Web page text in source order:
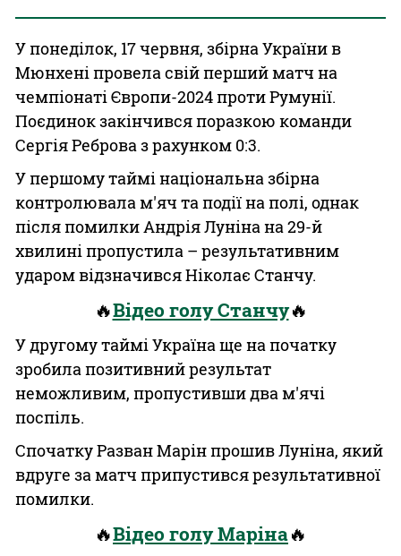
У понеділок, 17 червня, збірна України в
Мюнхені провела свій перший матч на
чемпіонаті Європи-2024 проти Румунії.
Поєдинок закінчився поразкою команди
Сергія Реброва з рахунком 0:3.
У першому таймі національна збірна
контролювала м'яч та події на полі, однак
після помилки Андрія Луніна на 29-й
хвилині пропустила – результативним
ударом відзначився Ніколає Станчу.
🔥Відео голу Станчу🔥
У другому таймі Україна ще на початку
зробила позитивний результат
неможливим, пропустивши два м'ячі
поспіль.
Спочатку Разван Марін прошив Луніна, який
вдруге за матч припустився результативної
помилки.
🔥Відео голу Маріна🔥